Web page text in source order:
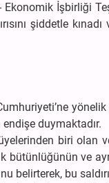
İşbirliği
şiddetle
duymaktadır.
üyelerinden biri
bütünlüğünün ve
belirterek, bu